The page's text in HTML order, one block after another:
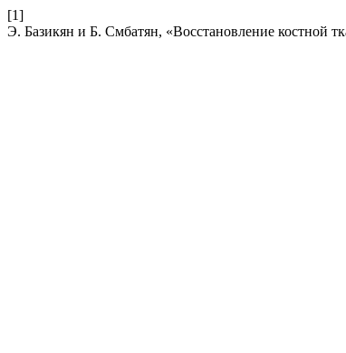
[1]
Э. Базикян и Б. Смбатян, «Восстановление костной